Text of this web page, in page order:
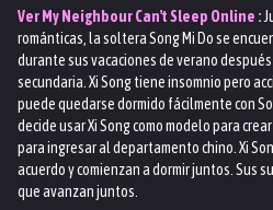
VerMy Neighbour Can't Sleep Online :
románticas, la soltera Song Mi Do se
durante sus vacaciones de verano
secundaria. Xi Song tiene insomnio pero
puede quedarse dormido fácilmente con
decide usar Xi Song como modelo para
para ingresar al departamento chino. Xi
acuerdo y comienzan a dormir juntos. Sus
que avanzan juntos.